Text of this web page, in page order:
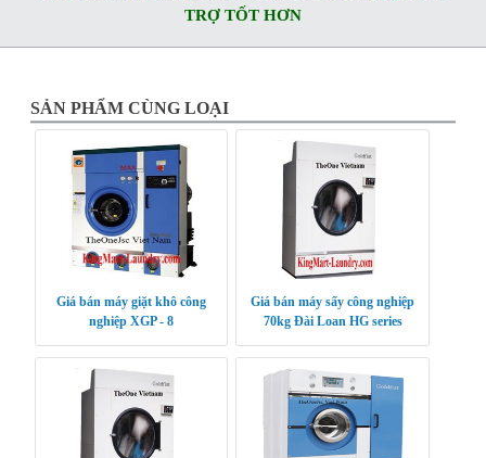
TRỢ TỐT HƠN
SẢN PHẨM CÙNG LOẠI
Giá bán máy giặt khô công
nghiệp XGP - 8
Giá bán máy sấy công nghiệp
70kg Đài Loan HG series